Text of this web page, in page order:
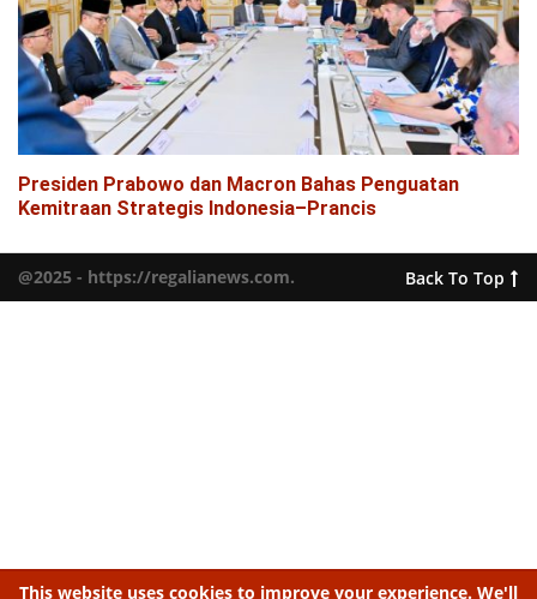
Presiden Prabowo dan Macron Bahas Penguatan
Kemitraan Strategis Indonesia–Prancis
@2025 - https://regalianews.com. Back To Top
This website uses cookies to improve your experience. We'll